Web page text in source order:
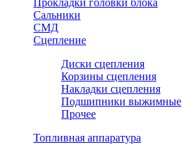
Прокладки головки блока
Сальники
СМД
Сцепление
Диски сцепления
Корзины сцепления
Накладки сцепления
Подшипники выжимные
Прочее
Топливная аппаратура